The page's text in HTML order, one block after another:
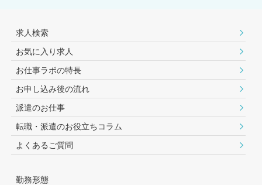
求人検索
お気に入り求人
お仕事ラボの特長
お申し込み後の流れ
派遣のお仕事
転職・派遣のお役⽴ちコラム
よくあるご質問
勤務形態